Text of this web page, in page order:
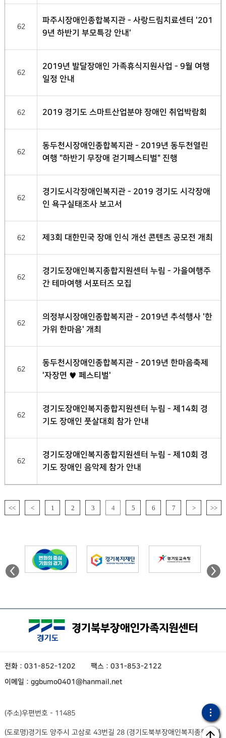
62
파주시장애인종합복지관 - 사랑드림치료센터 '201
9년 하반기 부모특강 안내'
62
2019년 발달장애인 가족휴식지원사업 - 9월 여행
일정 안내
62 2019 경기도 스마트산업분야 장애인 취업박람회
62
동두천시장애인종합복지관 - 2019년 동두천열린
여행 "하반기 무장애 걷기페스티벌" 진행
62
경기도시각장애인복지관 - 2019 경기도 시각장애
인 욕구실태조사 보고서
62 제3회 대한민국 장애 인식 개선 콘텐츠 공모전 개최
62
경기도장애인복지종합지원센터 누림 - 가을여행주
간 테마여행 서포터즈 모집
62
의정부시장애인종합복지관 - 2019년 추석행사 '한
가위 한마음' 개최
62
동두천시장애인종합복지관 - 2019년 한마음축제
'자장면 ♥ 페스티벌'
62
경기도장애인복지종합지원센터 누림 - 제14회 경
기도 장애인 풋살대회 참가 안내
62
경기도장애인복지종합지원센터 누림 - 제10회 경
기도 장애인 음악제 참가 안내
<< < 1 2 3 4 5 6 7 > >>
전화 : 031-852-1202
팩스 : 031-853-2122
이메일 : ggbumo0401@hanmail.net
(주소)우편번호 - 11485
(도로명)경기도 양주시 고삼로 43번길 28 (경기도북부장애인복지종합지원